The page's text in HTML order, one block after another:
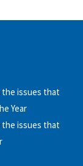
the issues that
Year
the issues that